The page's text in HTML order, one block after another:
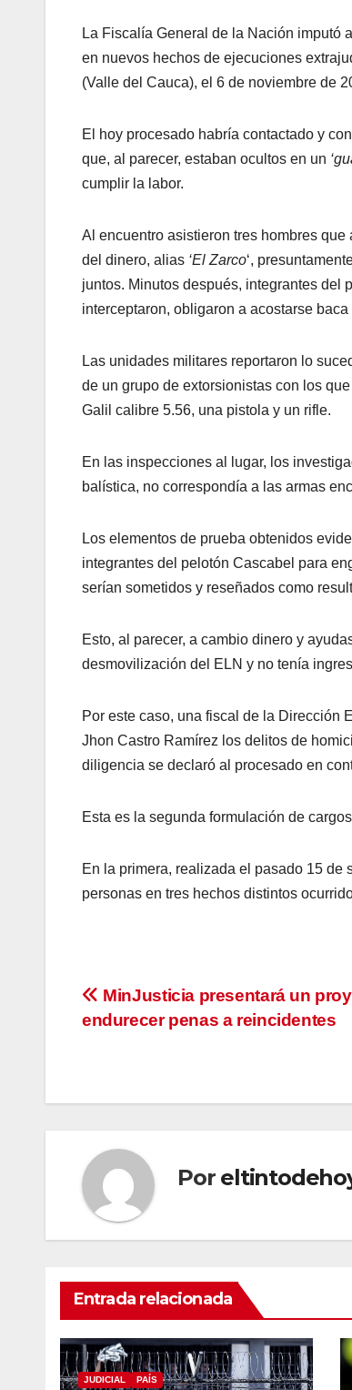
La Fiscalía General de la Nación imputó a
en nuevos hechos de ejecuciones
(Valle del Cauca), el 6 de noviembre de
El hoy procesado habría contactado y
que, al parecer, estaban ocultos en un
cumplir la labor.
Al encuentro asistieron tres hombres
del dinero, alias ‘El Zarco‘,
juntos. Minutos después, integrantes del
interceptaron, obligaron a acostarse
Las unidades militares reportaron lo
de un grupo de extorsionistas con los
Galil calibre 5.56, una pistola y un rifle.
En las inspecciones al lugar, los
balística, no correspondía a las armas
Los elementos de prueba obtenidos
integrantes del pelotón Cascabel para
serían sometidos y reseñados como
Esto, al parecer, a cambio dinero y
desmovilización del ELN y no tenía
Por este caso, una fiscal de la Dirección
Jhon Castro Ramírez los delitos de
diligencia se declaró al procesado en
Esta es la segunda formulación de
En la primera, realizada el pasado 15 de
personas en tres hechos distintos
Navegación
MinJusticia presentará un
endurecer penas a reincidentes
Por
Entrada relacionada
JUDICIAL PAÍS